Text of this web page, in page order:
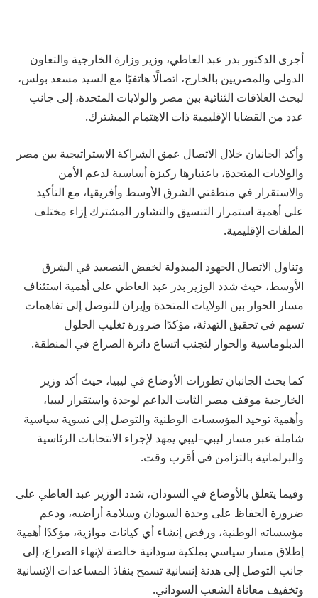
أجرى الدكتور بدر عبد العاطي، وزير وزارة الخارجية والتعاون
الدولي والمصريين بالخارج، اتصالًا هاتفيًا مع السيد مسعد بولس،
لبحث العلاقات الثنائية بين مصر والولايات المتحدة، إلى جانب
عدد من القضايا الإقليمية ذات الاهتمام المشترك.
وأكد الجانبان خلال الاتصال عمق الشراكة الاستراتيجية بين مصر
والولايات المتحدة، باعتبارها ركيزة أساسية لدعم الأمن
والاستقرار في منطقتي الشرق الأوسط وأفريقيا، مع التأكيد
على أهمية استمرار التنسيق والتشاور المشترك إزاء مختلف
الملفات الإقليمية.
وتناول الاتصال الجهود المبذولة لخفض التصعيد في الشرق
الأوسط، حيث شدد الوزير بدر عبد العاطي على أهمية استئناف
مسار الحوار بين الولايات المتحدة وإيران للتوصل إلى تفاهمات
تسهم في تحقيق التهدئة، مؤكدًا ضرورة تغليب الحلول
الدبلوماسية والحوار لتجنب اتساع دائرة الصراع في المنطقة.
كما بحث الجانبان تطورات الأوضاع في ليبيا، حيث أكد وزير
الخارجية موقف مصر الثابت الداعم لوحدة واستقرار ليبيا،
وأهمية توحيد المؤسسات الوطنية والتوصل إلى تسوية سياسية
شاملة عبر مسار ليبي–ليبي يمهد لإجراء الانتخابات الرئاسية
والبرلمانية بالتزامن في أقرب وقت.
وفيما يتعلق بالأوضاع في السودان، شدد الوزير عبد العاطي على
ضرورة الحفاظ على وحدة السودان وسلامة أراضيه، ودعم
مؤسساته الوطنية، ورفض إنشاء أي كيانات موازية، مؤكدًا أهمية
إطلاق مسار سياسي بملكية سودانية خالصة لإنهاء الصراع، إلى
جانب التوصل إلى هدنة إنسانية تسمح بنفاذ المساعدات الإنسانية
وتخفيف معاناة الشعب السوداني.